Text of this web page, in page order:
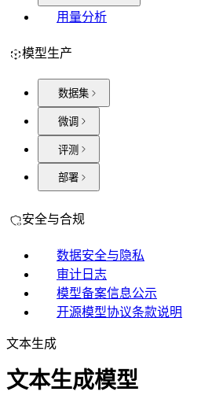
用量分析
模型生产
数据集
微调
评测
部署
安全与合规
数据安全与隐私
审计日志
模型备案信息公示
开源模型协议条款说明
文本生成
文本生成模型